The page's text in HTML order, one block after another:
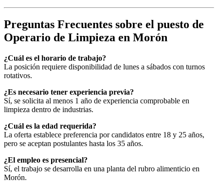
Preguntas Frecuentes sobre el puesto de
Operario de Limpieza en Morón
¿Cuál es el horario de trabajo?
La posición requiere disponibilidad de lunes a sábados con turnos
rotativos.
¿Es necesario tener experiencia previa?
Sí, se solicita al menos 1 año de experiencia comprobable en
limpieza dentro de industrias.
¿Cuál es la edad requerida?
La oferta establece preferencia por candidatos entre 18 y 25 años,
pero se aceptan postulantes hasta los 35 años.
¿El empleo es presencial?
Sí, el trabajo se desarrolla en una planta del rubro alimenticio en
Morón.